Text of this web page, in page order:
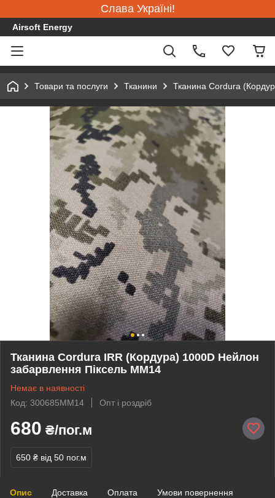
Слава Україні!
Airsoft Energy
Товари та послуги Тканини Тканина Cordura
Тканина Cordura IRR (Кордура) 1000D Нейлон
забарвлення Піксель ММ14
Немає в наявності
Код: 300685ММ14
Опт і роздріб
680 ₴/пог.м
650 ₴ від 50 пог.м
Опис Доставка Оплата Умови повернення